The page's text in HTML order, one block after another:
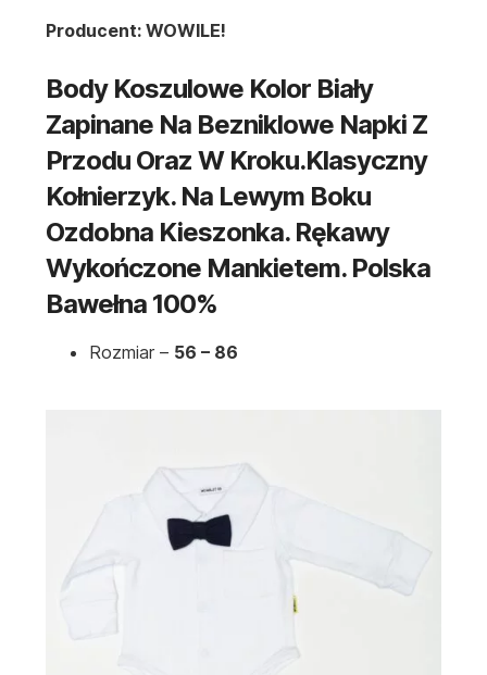
Producent: WOWILE!
Body Koszulowe Kolor Biały
Zapinane Na Bezniklowe Napki Z
Przodu Oraz W Kroku.Klasyczny
Kołnierzyk. Na Lewym Boku
Ozdobna Kieszonka. Rękawy
Wykończone Mankietem. Polska
Bawełna 100%
Rozmiar – 56 – 86